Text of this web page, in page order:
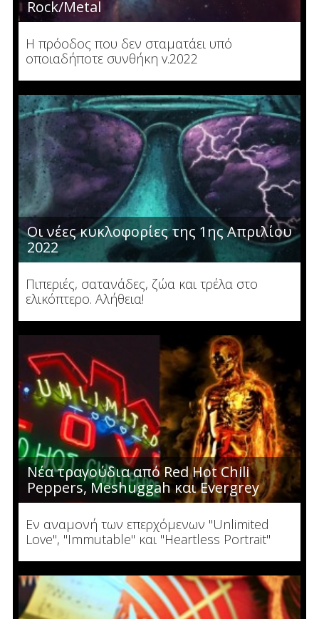
Rock/Metal
Η πρόοδος που δεν σταματάει υπό
οποιαδήποτε συνθήκη v.2022
Οι νέες κυκλοφορίες της 1ης Απριλίου
2022
Πιπεριές, σατανάδες, ζώα και τρέλα στο
ελικόπτερο. Αλήθεια!
Νέα τραγούδια από Red Hot Chili
Peppers, Meshuggah και Evergrey
Εν αναμονή των επερχόμενων "Unlimited
Love", "Immutable" και "Heartless Portrait"